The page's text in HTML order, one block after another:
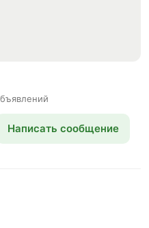
Написать сообщение